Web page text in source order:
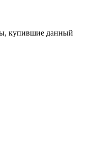
купившие данный